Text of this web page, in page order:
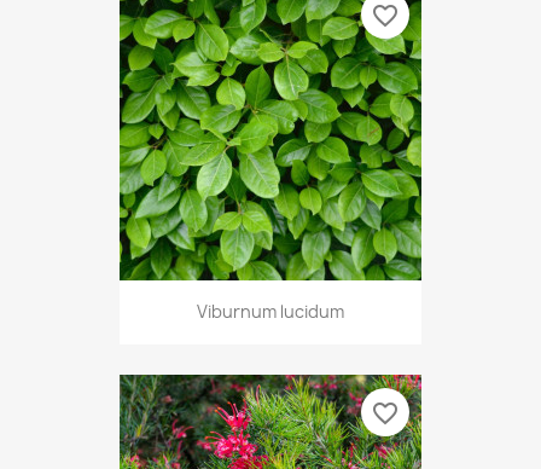
Viburnum lucidum
favorite_border
favorite_border